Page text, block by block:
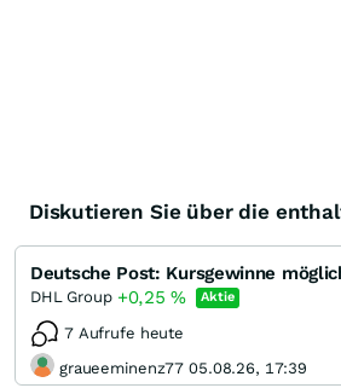
Diskutieren Sie über die
Deutsche Post: Kursgewinne
DHL Group +0,25% Aktie
7 Aufrufe heute
graueeminenz77 05.08.26, 17:39